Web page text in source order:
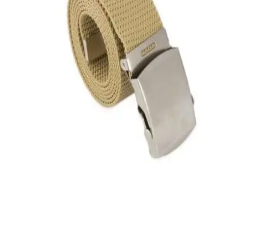
Quick View
ΑΝΔΡΙΚΕΣ ΖΩΝΕΣ